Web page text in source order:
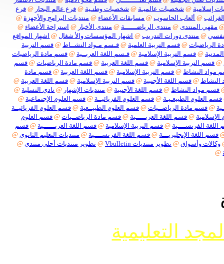
@شخصيات عالميـة @شخصيات وطنـية @فرع عالم البحار @ فرع
@ألعاب الحاسوب @مسابقات الأعضاء @منتديات البرامج والأجهزة @
المنتدى @منتدى الرياضــــــة @منتدى الأخبار @ استراحة الأعضاء @
@منتدى دورات التدريب @اشهار المؤسسات والأ شغال @اشهار المواقع
@قسم التربية العلمية @قـسم مـواد النشــاط @قسم التربية
@قسم التربية الإسلامية @قـسم اللغة العربــية @قسم مادة الرياضيات
التربية الإسلامية @قسم اللغة العربية @قسم مادة الرياضيات @قسم
النشاط @قسم التربية الإسلامية @قسم اللغة العربية @قسم مادة
@قسم اللغة الأجنبية @قسم التربية الإسلامية @قسم اللغة العربية @
مواد النشاط @قسم اللغة الأجنبية @منتديات الإشهار @ نادي التسلية @
العلوم الطبيعـيـة @قسم العلوم الفزيائيــة @قسم العلوم الإجتماعية @
قسم مادة الرياضــيات @قسم العلوم الطبيــعية @قسم العلوم الفزيائيــة
@قسم اللغة العربـــــية @قسم مادة الرياضــيات @قسم العلوم
الفرنســــية @قسم التربية الإسلامية @قسم اللغة العربــــــية @قسم
اللغة الإنجليزيـــة @قسم اللغة الفرنســــية @منتديات التعليم الثانوي @
وأسواق @تطوير منتديات Vbulletin @تطوير منتديات أحلى منتدى @
التعليمية